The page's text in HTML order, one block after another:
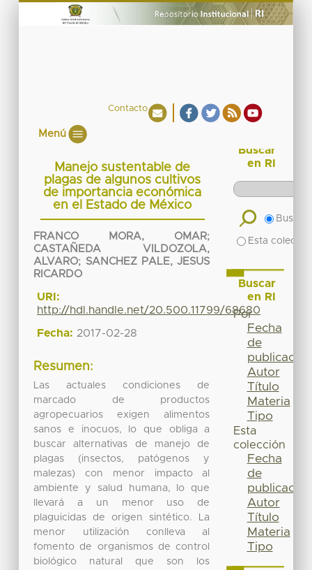
Contacto
Menú
Manejo sustentable de
plagas de algunos cultivos
de importancia económica
en el Estado de México
FRANCO MORA, OMAR;
CASTAÑEDA VILDOZOLA,
ALVARO; SANCHEZ PALE, JESUS
RICARDO
URI:
http://hdl.handle.net/20.500.11799/68680
Fecha: 2017-02-28
Resumen:
Las actuales condiciones de
marcado de productos
agropecuarios exigen alimentos
sanos e inocuos, lo que obliga a
buscar alternativas de manejo de
plagas (insectos, patógenos y
malezas) con menor impacto al
ambiente y salud humana, lo que
llevará a un menor uso de
plaguicidas de origen sintético. La
menor utilización conlleva al
fomento de organismos de control
biológico natural que son los
Buscar
en RI
Buscar
Esta
Buscar
en RI
Por
Fecha
de
publicación
Autor
Título
Materia
Tipo
Esta
colección
Fecha
de
publicación
Autor
Título
Materia
Tipo